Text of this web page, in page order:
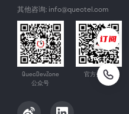
其他咨询: info@quectel.com
QuecDevZone
公众号
官方公众号